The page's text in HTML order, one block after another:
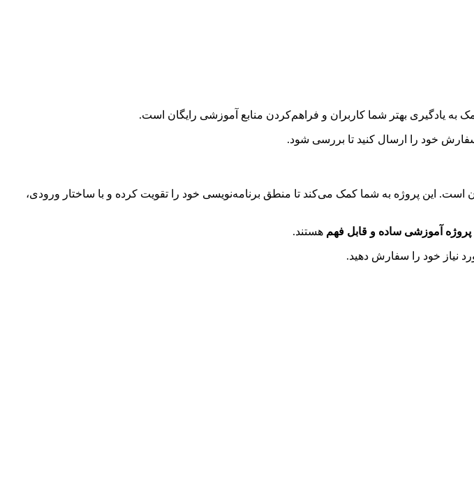
به یادگیری بهتر شما کاربران و فراهم‌کردن منابع آموزشی رایگان است.
خود را ارسال کنید تا بررسی شود.
است. این پروژه به شما کمک می‌کند تا منطق برنامه‌نویسی خود را تقویت کرده و با ساختار ورودی،
پروژه آموزشی ساده و قابل فهم هستند.
نیاز خود را سفارش دهید.